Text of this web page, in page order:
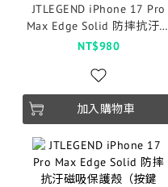
JTLEGEND iPhone 17 Pro
Max Edge Solid 防摔抗汙磁
吸保護殼（按鍵版）-沙漠
NT$980
加入購物車